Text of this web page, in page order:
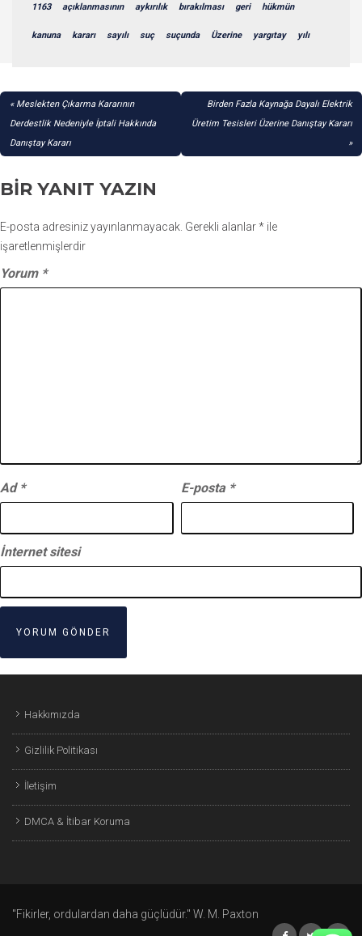
1163 açıklanmasının aykırılık bırakılması geri hükmün
kanuna kararı sayılı suç suçunda Üzerine yargıtay yılı
YAZI
GEZINMESI
Meslekten Çıkarma Kararının
Derdestlik Nedeniyle İptali Hakkında
Danıştay Kararı
Birden Fazla Kaynağa Dayalı Elektrik
Üretim Tesisleri Üzerine Danıştay Kararı
BIR YANIT YAZIN
E-posta adresiniz yayınlanmayacak. Gerekli alanlar* ile
işaretlenmişlerdir
Yorum *
Ad * E-posta *
İnternet sitesi
Hakkımızda
Gizlilik Politikası
İletişim
DMCA & İtibar Koruma
"Fikirler, ordulardan daha güçlüdür." W. M. Paxton